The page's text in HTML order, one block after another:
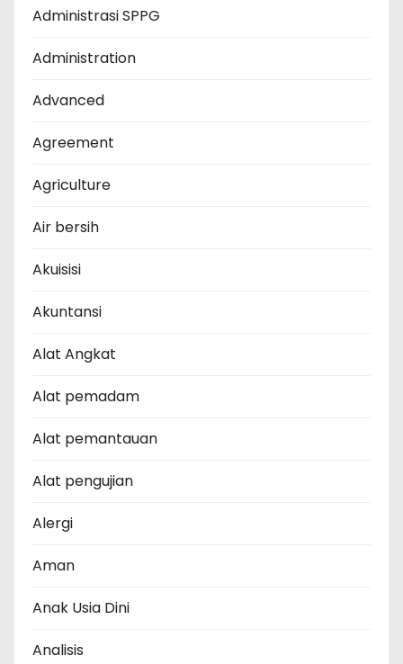
Administrasi SPPG
Administration
Advanced
Agreement
Agriculture
Air bersih
Akuisisi
Akuntansi
Alat Angkat
Alat pemadam
Alat pemantauan
Alat pengujian
Alergi
Aman
Anak Usia Dini
Analisis